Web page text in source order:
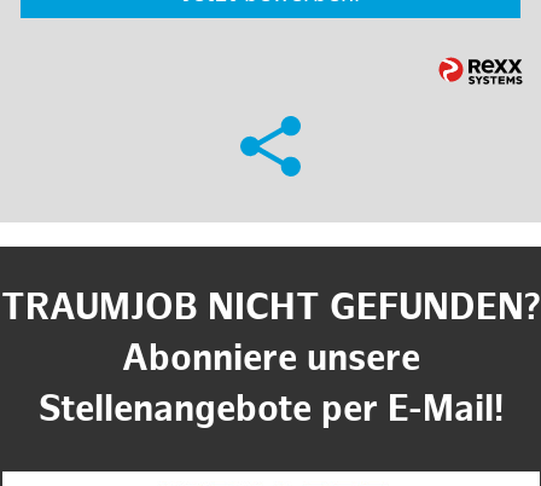
TRAUMJOB NICHT GEFUNDEN?
Abonniere unsere
Stellenangebote per E-Mail!